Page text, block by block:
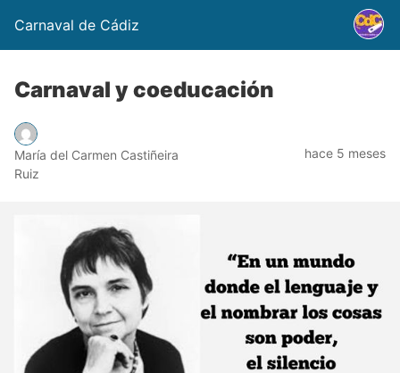
Carnaval de Cádiz
Carnaval y coeducación
María del Carmen Castiñeira
Ruiz
hace 5 meses